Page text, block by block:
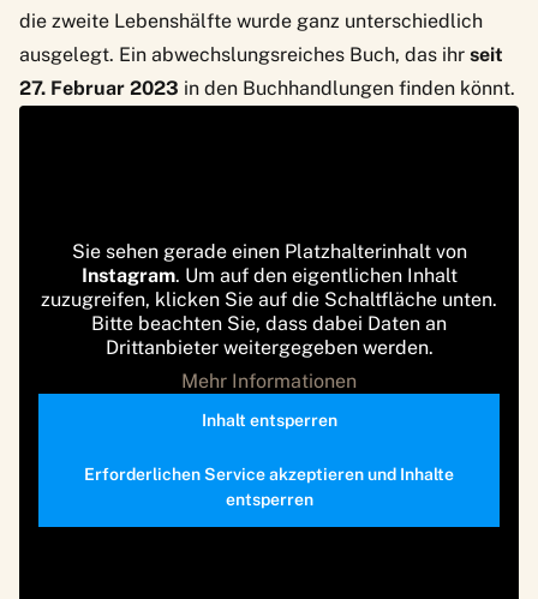
die zweite Lebenshälfte wurde ganz unterschiedlich
ausgelegt. Ein abwechslungsreiches Buch, das ihr seit
27. Februar 2023 in den Buchhandlungen finden könnt.
Sie sehen gerade einen Platzhalterinhalt von
Instagram. Um auf den eigentlichen Inhalt
zuzugreifen, klicken Sie auf die Schaltfläche unten.
Bitte beachten Sie, dass dabei Daten an
Drittanbieter weitergegeben werden.
Mehr Informationen
Inhalt entsperren
Erforderlichen Service akzeptieren und Inhalte
entsperren